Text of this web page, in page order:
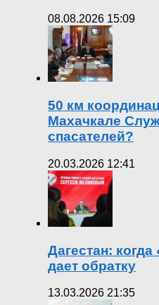
08.08.2026 15:09
50 км
Махачкале
спасателей?
20.03.2026 12:41
Дагестан:
дает обратку
13.03.2026 21:35